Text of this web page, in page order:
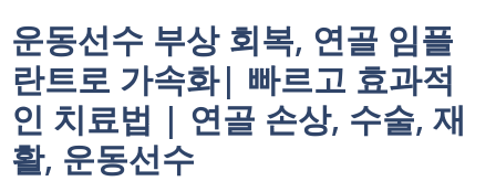
운동선수 부상 회복, 연골 임플
란트로 가속화| 빠르고 효과적
인 치료법 | 연골 손상, 수술, 재
활, 운동선수